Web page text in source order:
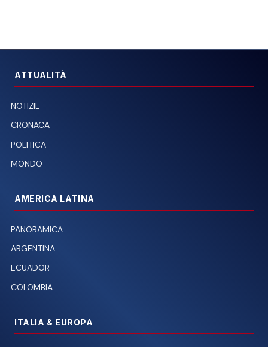
ATTUALITÀ
NOTIZIE
CRONACA
POLITICA
MONDO
AMERICA LATINA
PANORAMICA
ARGENTINA
ECUADOR
COLOMBIA
ITALIA & EUROPA